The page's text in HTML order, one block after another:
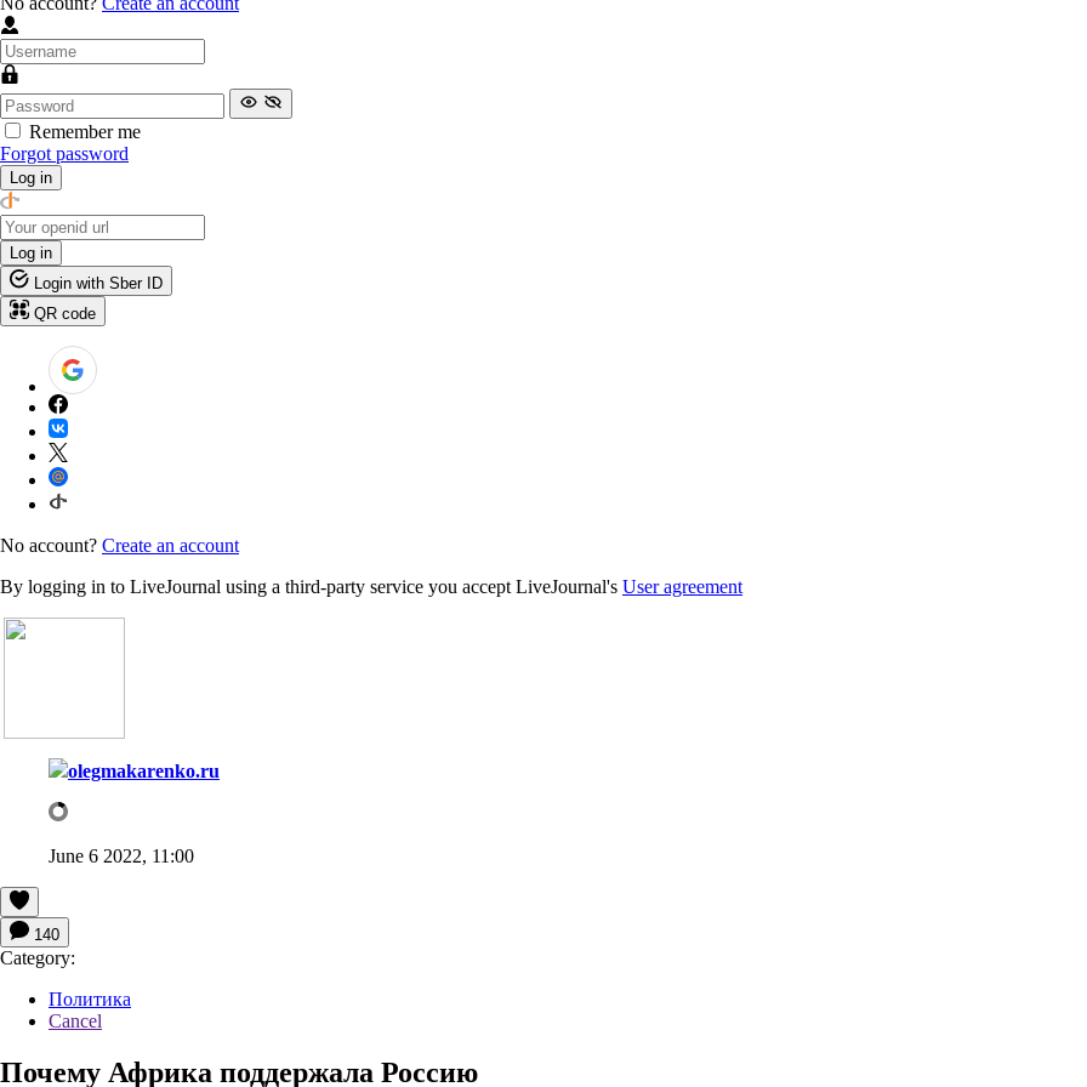
Remember me
Forgot password
Log in
Log in
Login with Sber ID
QR code
No account? Create an account
By logging in to LiveJournal using a third-party service you accept LiveJournal's User agreement
olegmakarenko.ru
June 6 2022, 11:00
140
Category:
Политика
Cancel
Почему Африка поддержала Россию